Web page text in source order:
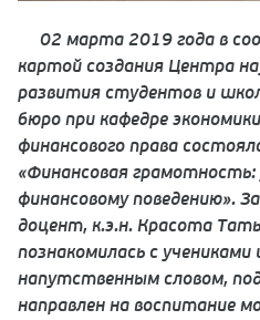
02 марта 2019 года в
картой создания Центра
развития студентов и
бюро при кафедре
финансового права
«Финансовая грамотность:
финансовому поведению».
доцент, к.э.н. Красота
познакомилась с
напутственным словом,
направлен на воспитание